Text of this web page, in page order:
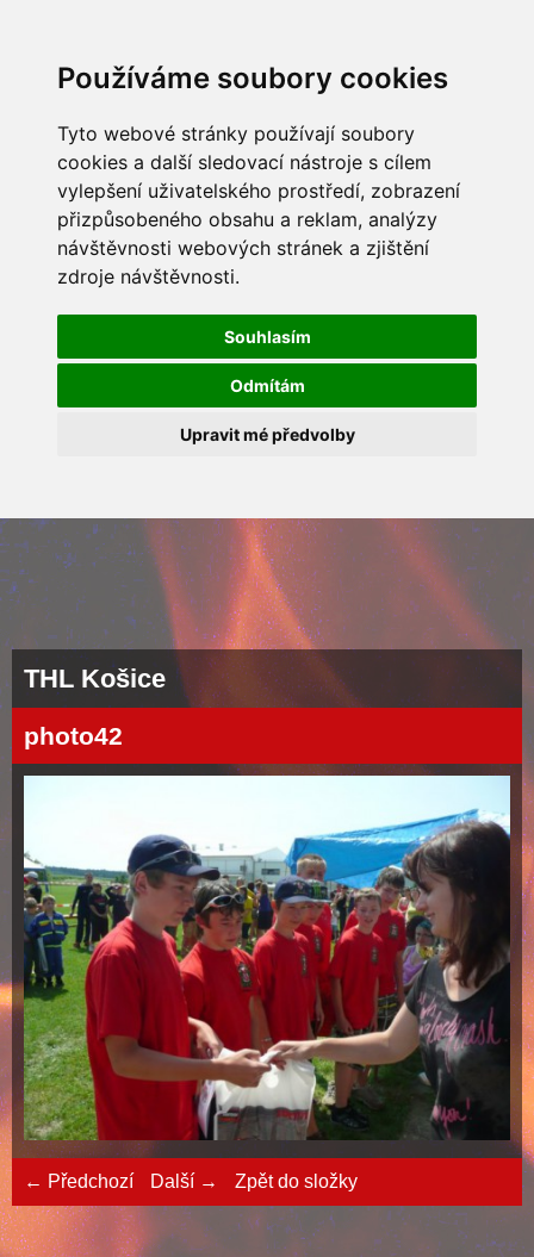
Používáme soubory cookies
Tyto webové stránky používají soubory
cookies a další sledovací nástroje s cílem
vylepšení uživatelského prostředí, zobrazení
přizpůsobeného obsahu a reklam, analýzy
návštěvnosti webových stránek a zjištění
zdroje návštěvnosti.
Souhlasím
Odmítám
Upravit mé předvolby
THL Košice
photo42
← Předchozí Další → Zpět do složky